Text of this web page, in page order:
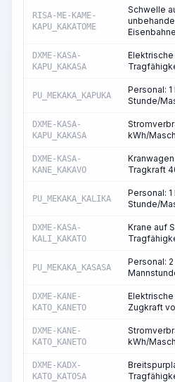
RISA-ME-KAME-
KAPU_KAKATOME
Schwelle
DXME-KASA-
KAPU_KAKASA
PU_MEKAKA_KAPUKA
Personal:
Stunde/
DXME-KASA-
KAPU_KAKASA
kWh/
DXME-KASA-
KANE_KAKAVO
Tragkraft
PU_MEKAKA_KALIKA
Personal:
Stunde/
DXME-KASA-
KALI_KAKATO
Krane auf
PU_MEKAKA_KASASA
Personal: 2
DXME-KANE-
KATO_KANETO
Zugkraft
DXME-KANE-
KATO_KANETO
kWh/
DXME-KADX-
KATO_KATOSA